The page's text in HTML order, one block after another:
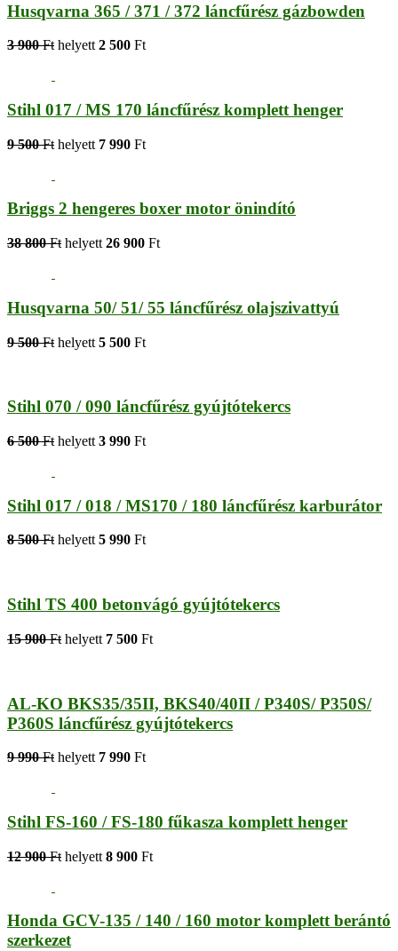
Husqvarna 365 / 371 / 372 láncfűrész gázbowden
3 900 Ft helyett 2 500 Ft
Stihl 017 / MS 170 láncfűrész komplett henger
9 500 Ft helyett 7 990 Ft
Briggs 2 hengeres boxer motor önindító
38 800 Ft helyett 26 900 Ft
Husqvarna 50/ 51/ 55 láncfűrész olajszivattyú
9 500 Ft helyett 5 500 Ft
Stihl 070 / 090 láncfűrész gyújtótekercs
6 500 Ft helyett 3 990 Ft
Stihl 017 / 018 / MS170 / 180 láncfűrész karburátor
8 500 Fthelyett5 990 Ft
Stihl TS 400 betonvágó gyújtótekercs
15 900 Ft helyett 7 500 Ft
AL-KO BKS35/35II, BKS40/40II / P340S/ P350S/
P360S láncfűrész gyújtótekercs
9 990 Ft helyett 7 990 Ft
Stihl FS-160 / FS-180 fűkasza komplett henger
12 900 Ft helyett 8 900 Ft
Honda GCV-135 / 140 / 160 motor komplett berántó
szerkezet